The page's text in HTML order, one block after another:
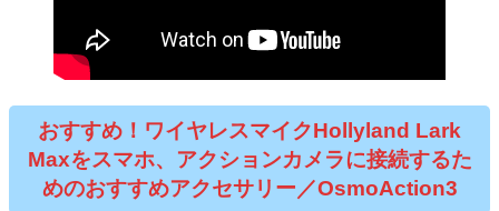
おすすめ！ワイヤレスマイクHollyland Lark
Maxをスマホ、アクションカメラに接続するた
めのおすすめアクセサリー／OsmoAction3